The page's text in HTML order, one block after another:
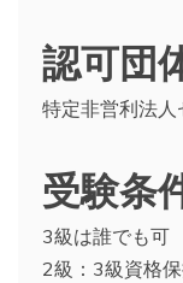
認可団
特定非営利法
受験条
3級は誰でも可
2級：3級資格